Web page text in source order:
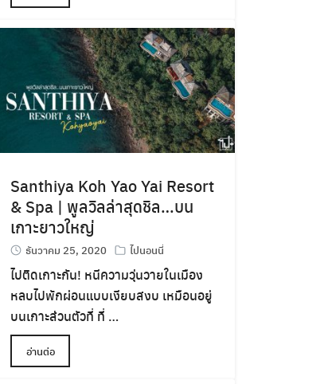
Santhiya Koh Yao Yai Resort
& Spa | พูลวิลล่าสุดชิล…บน
เกาะยาวใหญ่
ธันวาคม 25, 2020 ไปนอนนี่
ไปติดเกาะกัน! หนีความวุ่นวายในเมือง
หลบไปพักผ่อนแบบเงียบสงบ เหมือนอยู่
บนเกาะส่วนตัวที่ ที่ …
อ่านต่อ